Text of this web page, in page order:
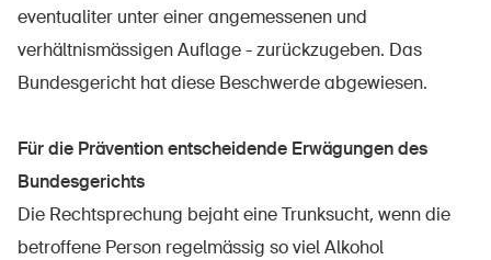
eventualiter unter einer angemessenen und
verhältnismässigen Auflage - zurückzugeben. Das
Bundesgericht hat diese Beschwerde abgewiesen.
Für die Prävention entscheidende Erwägungen des
Bundesgerichts
Die Rechtsprechung bejaht eine Trunksucht, wenn die
betroffene Person regelmässig so viel Alkohol